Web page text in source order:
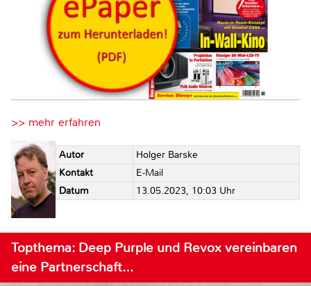
>> mehr erfahren
Autor
Holger Barske
Kontakt
E-Mail
Datum
13.05.2023, 10:03 Uhr
Topthema: Deep Purple und Revox vereinbaren
eine Partnerschaft…